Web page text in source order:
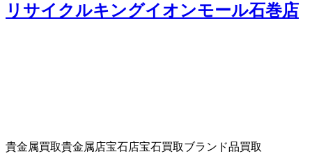
リサイクルキングイオンモール石巻店
貴金属買取貴金属店宝石店宝石買取ブランド品買取